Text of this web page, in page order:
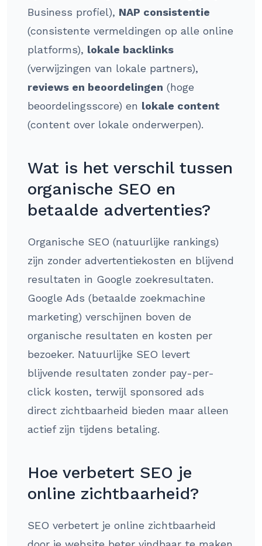
Business profiel), NAP consistentie
(consistente vermeldingen op alle online
platforms), lokale backlinks
(verwijzingen van lokale partners),
reviews en beoordelingen (hoge
beoordelingsscore) en lokale content
(content over lokale onderwerpen).
Wat is het verschil tussen
organische SEO en
betaalde advertenties?
Organische SEO (natuurlijke rankings)
zijn zonder advertentiekosten en blijvend
resultaten in Google zoekresultaten.
Google Ads (betaalde zoekmachine
marketing) verschijnen boven de
organische resultaten en kosten per
bezoeker. Natuurlijke SEO levert
blijvende resultaten zonder pay-per-
click kosten, terwijl sponsored ads
direct zichtbaarheid bieden maar alleen
actief zijn tijdens betaling.
Hoe verbetert SEO je
online zichtbaarheid?
SEO verbetert je online zichtbaarheid